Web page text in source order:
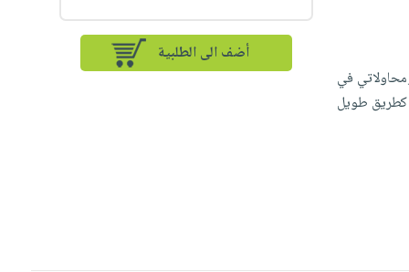
في
كطريق طويل
أضف الى الطلبية